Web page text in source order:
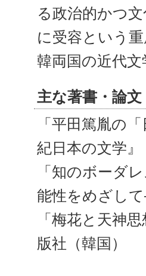
る政治的かつ
に受容という
韓両国の近代
主な著書・論文
「平田篤胤の
紀日本の文学
「知のボーダ
能性をめざし
「梅花と天神
版社（韓国）